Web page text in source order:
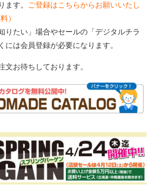
ます。
ご登録はこちらからお願いいたし
）
りたい」場合やセールの「デジタルチラ
には会員登録が必要になります。
文お待ちしております。